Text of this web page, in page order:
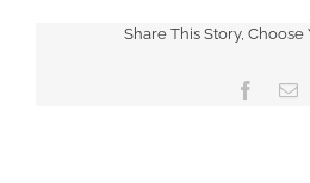
Share This Story, Choose